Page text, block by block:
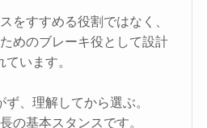
をすすめる役割ではなく、
めのブレーキ役として設計
ています。
、理解してから選ぶ。
の基本スタンスです。